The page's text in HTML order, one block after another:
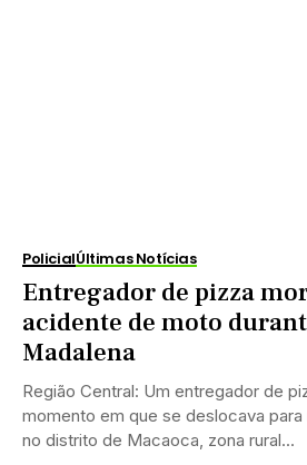
PolicialÚltimas Notícias
Entregador de pizza
acidente de moto
Madalena
Região Central: Um entregador de
momento em que se deslocava para
no distrito de Macaoca, zona rural...